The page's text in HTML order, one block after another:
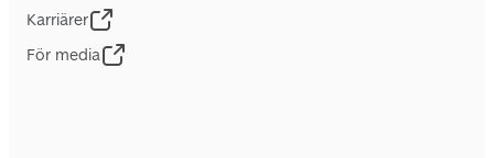
Karriärer
För media